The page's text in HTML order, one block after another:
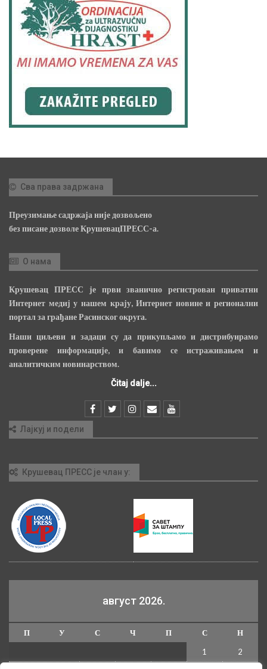
Сва права задржана
Преузимање садржаја није дозвољено
без писане дозволе КрушевацПРЕСС-а.
О нама
Крушевац ПРЕСС је први званично регистрован приватни
Интернет медиј у нашем крају, Интернет новине и регионални
портал за грађане Расинског округа.
Наши циљеви и задаци су да прикупљамо и дистрибуирамо
проверене информације, и бавимо се истраживањем и
аналитичким новинарством.
Čitaj dalje...
Лајкуј и подели
Крушевац ПРЕСС је члан у:
август 2026.
П У С Ч П С
Н
1
2